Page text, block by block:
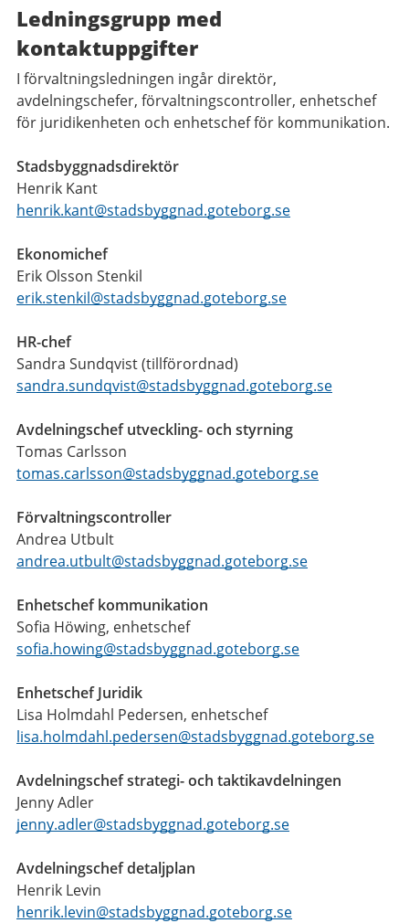
Ledningsgrupp med
kontaktuppgifter
I förvaltningsledningen ingår direktör,
avdelningschefer, förvaltningscontroller, enhetschef
för juridikenheten och enhetschef för kommunikation.
Stadsbyggnadsdirektör
Henrik Kant
henrik.kant@stadsbyggnad.goteborg.se
Ekonomichef
Erik Olsson Stenkil
erik.stenkil@stadsbyggnad.goteborg.se
HR-chef
Sandra Sundqvist (tillförordnad)
sandra.sundqvist@stadsbyggnad.goteborg.se
Avdelningschef utveckling- och styrning
Tomas Carlsson
tomas.carlsson@stadsbyggnad.goteborg.se
Förvaltningscontroller
Andrea Utbult
andrea.utbult@stadsbyggnad.goteborg.se
Enhetschef kommunikation
Sofia Höwing, enhetschef
sofia.howing@stadsbyggnad.goteborg.se
Enhetschef Juridik
Lisa Holmdahl Pedersen, enhetschef
lisa.holmdahl.pedersen@stadsbyggnad.goteborg.se
Avdelningschef strategi- och taktikavdelningen
Jenny Adler
jenny.adler@stadsbyggnad.goteborg.se
Avdelningschef detaljplan
Henrik Levin
henrik.levin@stadsbyggnad.goteborg.se